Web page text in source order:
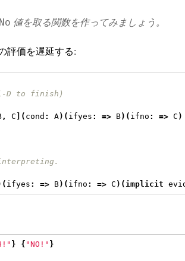
値を取る関数を作ってみましょう。
評価を遅延する:
D to finish)
, C ]( cond : A)( ifyes : => B)( ifno : => C )
ifyes : => B)( ifno : => C )(implicit
} { "NO!" }